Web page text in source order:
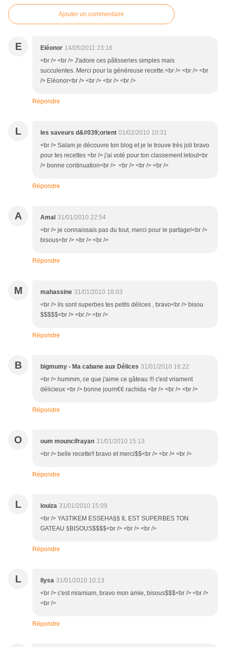
Ajouter un commentaire
E Eléonor 14/05/2011 23:16
<br /> <br /> J'adore ces pâtisseries simples mais
succulentes. Merci pour la généreuse recette.<br /> <br /> <br
/> Eléonor<br /> <br /> <br /> <br />
Répondre
L les saveurs d&#039;orient 01/02/2010 10:31
<br /> Salam je découvre ton blog et je le trouve très joli bravo
pour tes recettes <br /> j'ai voté pour ton classement letout<br
/> bonne continuation<br /> <br /> <br /> <br />
Répondre
A Amal 31/01/2010 22:54
<br /> je connaissais pas du tout, merci pour le partage!<br />
bisous<br /> <br /> <br />
Répondre
M mahassine 31/01/2010 18:03
<br /> ils sont superbes tes petits délices , bravo<br /> bisou
$$$$$<br /> <br /> <br />
Répondre
B bigmumy - Ma cabane aux Délices 31/01/2010 16:22
<br /> hummm, ce que j'aime ce gâteau !!! c'est vriament
délicieux <br /> bonne journ€€ rachida <br /> <br /> <br />
Répondre
O oum mouncifrayan 31/01/2010 15:13
<br /> belle recette!! bravo et merci$$<br /> <br /> <br />
Répondre
L louiza 31/01/2010 15:09
<br /> YA3TIKEM ESSEHA§§ IL EST SUPERBES TON
GATEAU §BISOUS$$$$<br /> <br /> <br />
Répondre
L llysa 31/01/2010 10:13
<br /> c'est miamiam, bravo mon amie, bisous$$$<br /> <br />
<br />
Répondre